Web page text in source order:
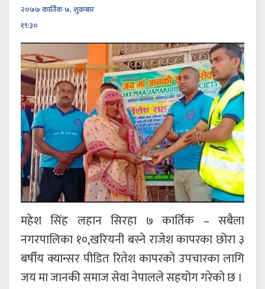
२०७७ कार्तिक ७, शुक्रबार
१९:३०
महेश सिंह लहान सिरहा ७ कार्तिक – सबैला
नगरपालिका १०,खरियनी बस्ने राजेश कापरका छोरा ३
बर्षीय क्यान्सर पीडित रितेश कापरको उपचारका लागि
जय मा जानकी समाज सेवा नेपालले सहयोग गरेको छ ।